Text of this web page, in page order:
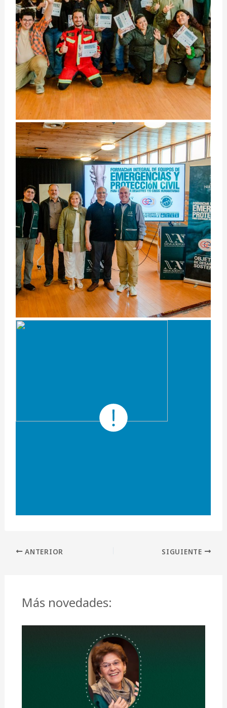
ANTERIOR SIGUIENTE
Más novedades: